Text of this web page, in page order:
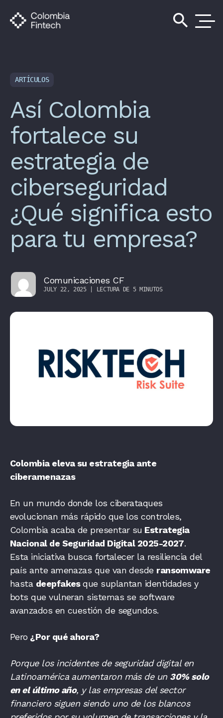
search
ARTÍCULOS
Así Colombia
fortalece su
estrategia de
ciberseguridad
¿Qué significa esto
para tu empresa?
Comunicaciones CF
JULY 22, 2025 | LECTURA DE 5 MINUTOS
Colombia eleva su estrategia ante
ciberamenazas
En un mundo donde los ciberataques
evolucionan más rápido que los controles,
Colombia acaba de presentar su Estrategia
Nacional de Seguridad Digital 2025-2027.
Esta iniciativa busca fortalecer la resiliencia del
país ante amenazas que van desde ransomware
hasta deepfakesque suplantan identidades y
bots que vulneran sistemas se software
avanzados en cuestión de segundos.
Pero ¿Por qué ahora?
Porque los incidentes de seguridad digital en
Latinoamérica aumentaron más de un 30% solo
en el último año, y las empresas del sector
financiero siguen siendo uno de los blancos